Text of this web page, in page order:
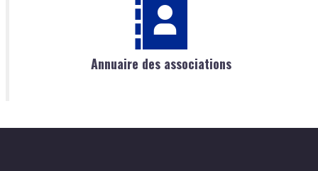
Annuaire des associations